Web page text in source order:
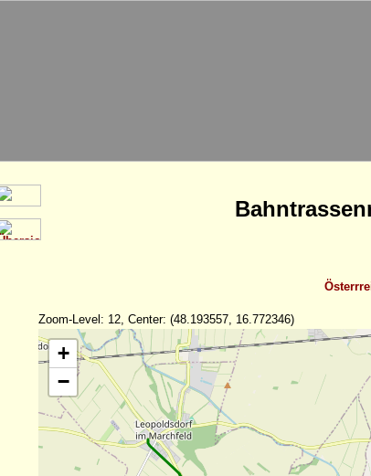
Zoom-Level: 12, Center: (48.193557, 16.772346)
+
−